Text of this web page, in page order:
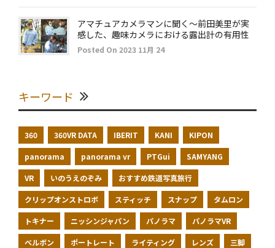
アマチュアカメラマンに聞く～前田美里が実
感した、趣味カメラにおける露出計の有用性
Posted On 2023 11月 24
キーワード
360 360VR DATA IBERIT KANI KIPON
panorama panorama vr PTGui SAMYANG
VR いのうえのぞみ おすすめ鉄道写真旅行
クリップオンストロボ スティッチ スナップ タムロン
トキナー ニッシンジャパン パノラマ パノラマVR
ベルボン ポートレート ライティング レンズ 三脚